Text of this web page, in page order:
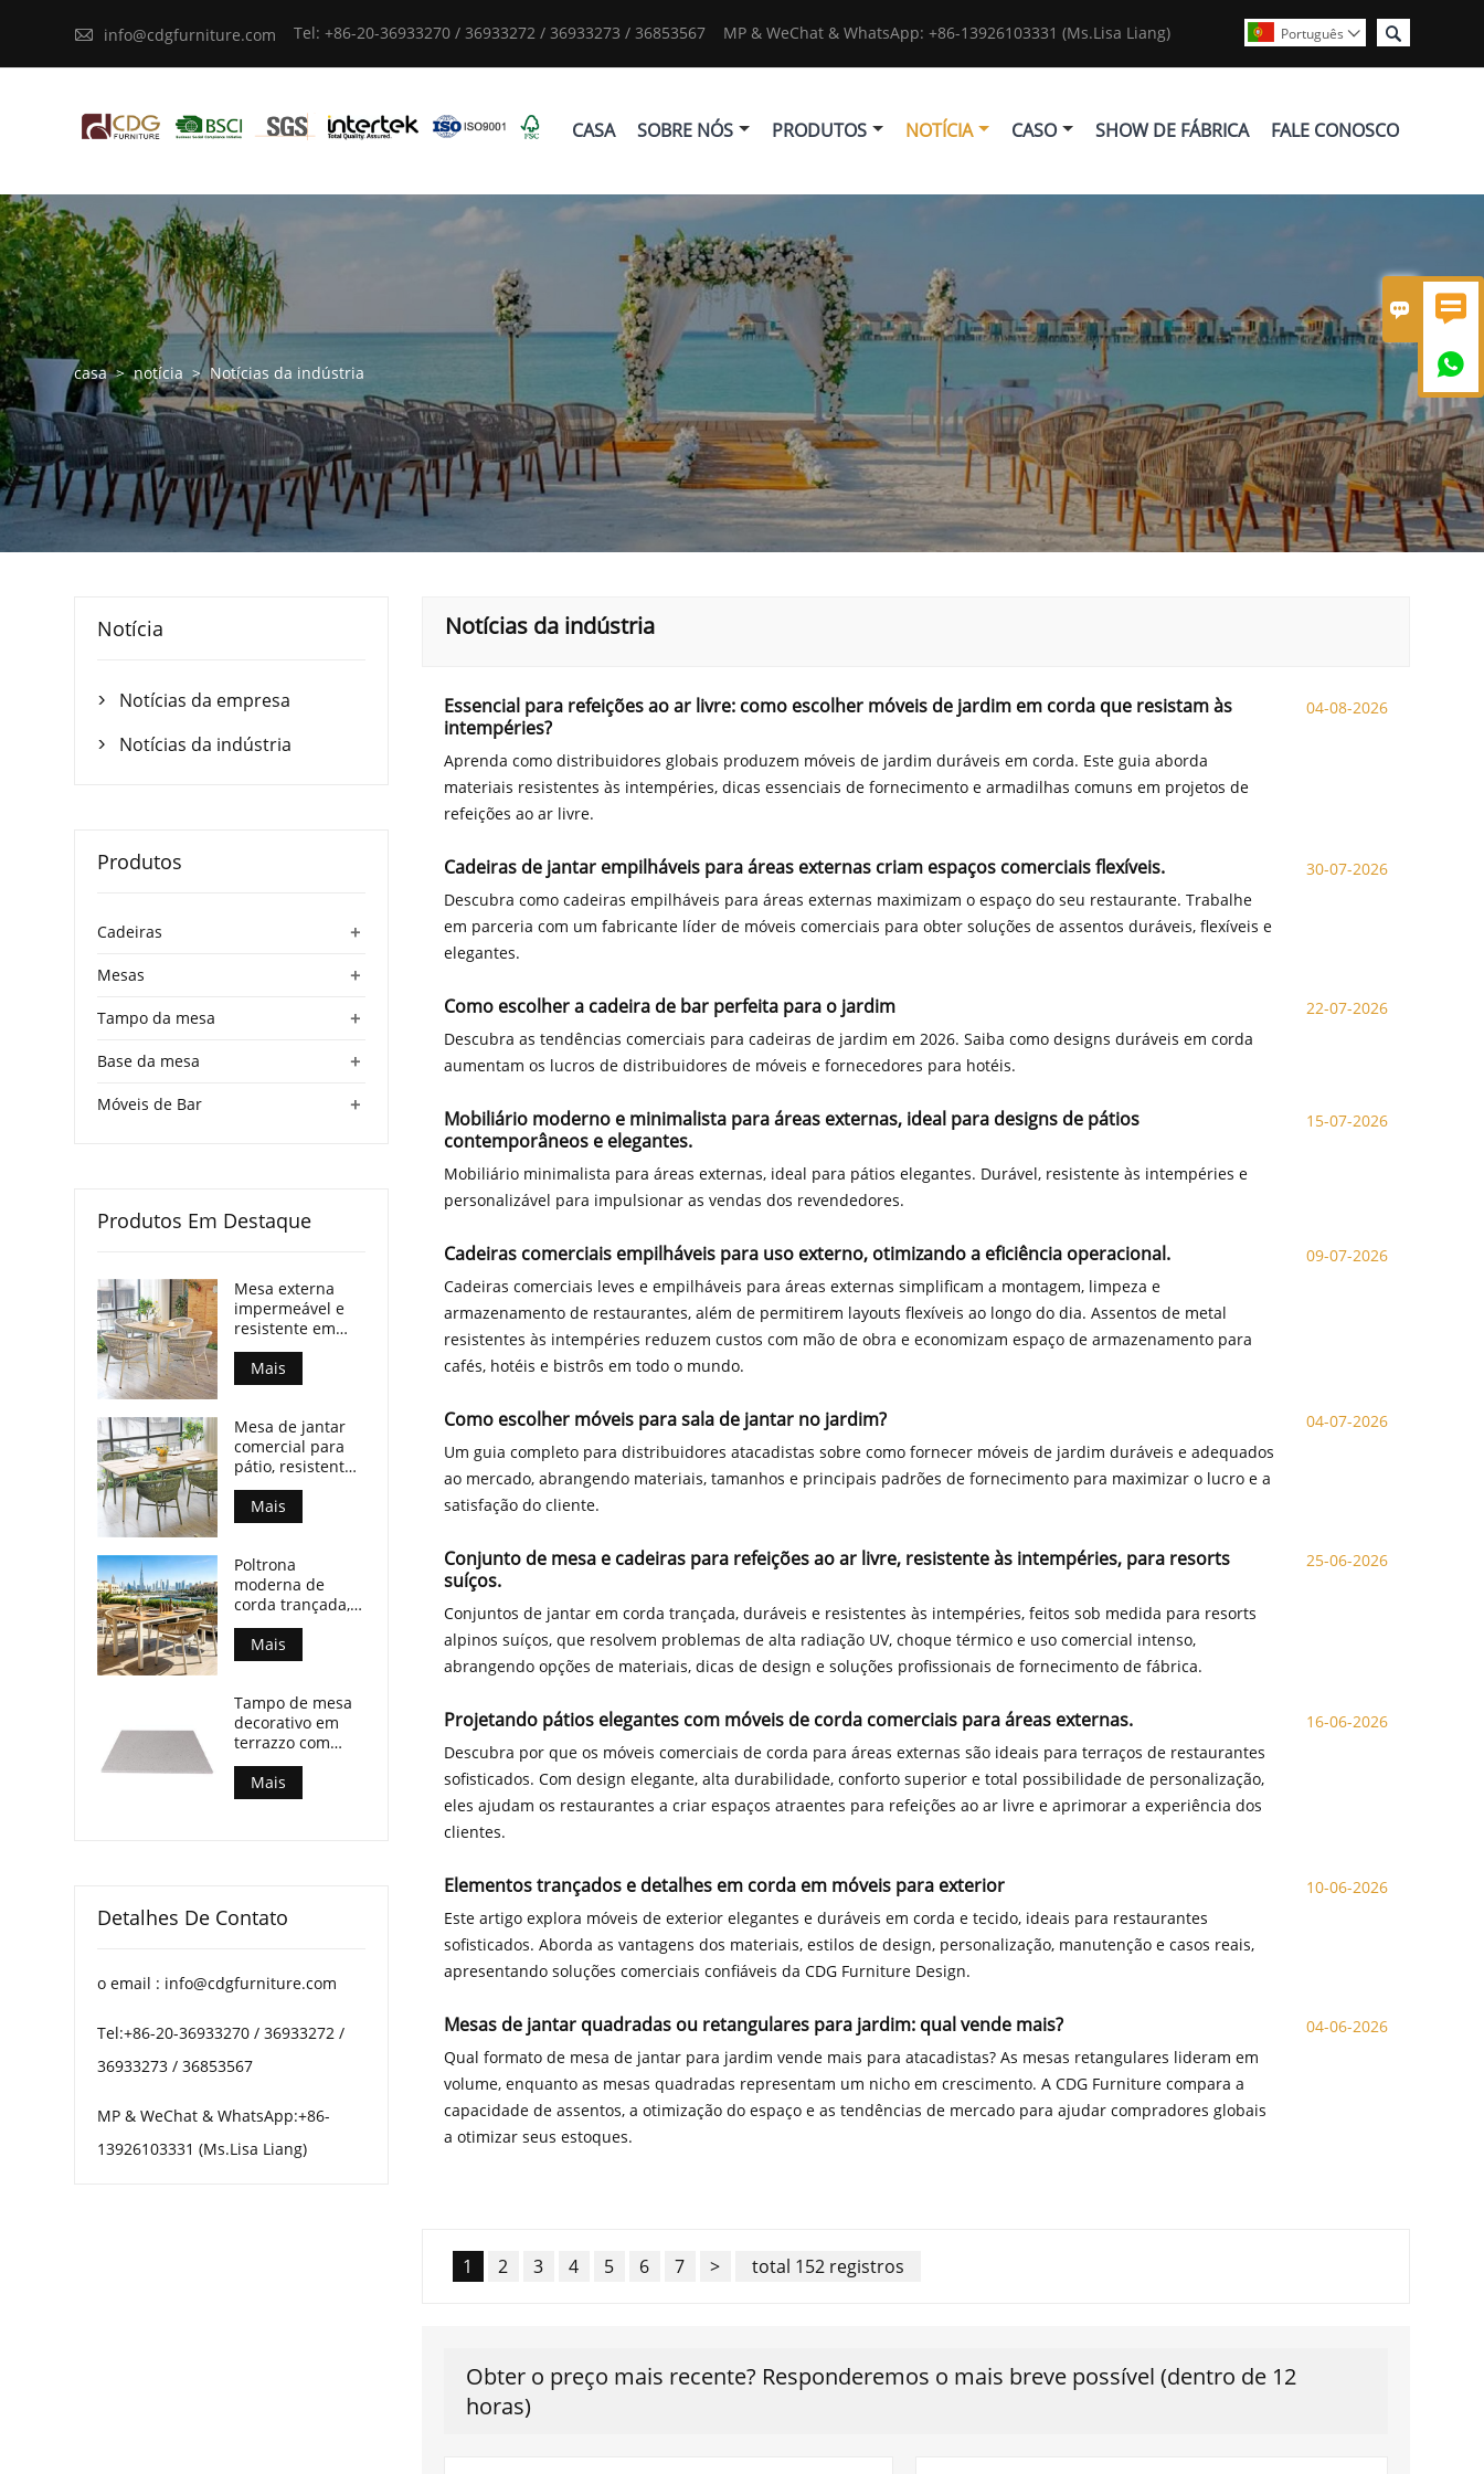
 

 info@cdgfurniture.com Tel: +86-20-36933270 / 36933272 / 36933273 / 36853567 MP & WeChat & WhatsApp: +86-13926103331 (Ms.Lisa Liang) 
Português 
CASA SOBRE NÓS PRODUTOS NOTÍCIA CASO SHOW DE FÁBRICA FALE CONOSCO
casa > notícia > Notícias da indústria
Notícias da indústria
Essencial para refeições ao ar livre: como escolher móveis de jardim em corda que resistam às
intempéries?
Aprenda como distribuidores globais produzem móveis de jardim duráveis ​​em corda. Este guia aborda
materiais resistentes às intempéries, dicas essenciais de fornecimento e armadilhas comuns em projetos de
refeições ao ar livre.
04-08-2026
Cadeiras de jantar empilháveis ​​para áreas externas criam espaços comerciais flexíveis.
Descubra como cadeiras empilháveis ​​para áreas externas maximizam o espaço do seu restaurante. Trabalhe
em parceria com um fabricante líder de móveis comerciais para obter soluções de assentos duráveis, flexíveis e
elegantes.
30-07-2026
Como escolher a cadeira de bar perfeita para o jardim
Descubra as tendências comerciais para cadeiras de jardim em 2026. Saiba como designs duráveis ​​em corda
aumentam os lucros de distribuidores de móveis e fornecedores para hotéis.
22-07-2026
Mobiliário moderno e minimalista para áreas externas, ideal para designs de pátios
contemporâneos e elegantes.
Mobiliário minimalista para áreas externas, ideal para pátios elegantes. Durável, resistente às intempéries e
personalizável para impulsionar as vendas dos revendedores.
15-07-2026
Cadeiras comerciais empilháveis ​​para uso externo, otimizando a eficiência operacional.
Cadeiras comerciais leves e empilháveis ​​para áreas externas simplificam a montagem, limpeza e
armazenamento de restaurantes, além de permitirem layouts flexíveis ao longo do dia. Assentos de metal
resistentes às intempéries reduzem custos com mão de obra e economizam espaço de armazenamento para
cafés, hotéis e bistrôs em todo o mundo.
09-07-2026
Como escolher móveis para sala de jantar no jardim?
Um guia completo para distribuidores atacadistas sobre como fornecer móveis de jardim duráveis ​​e adequados
ao mercado, abrangendo materiais, tamanhos e principais padrões de fornecimento para maximizar o lucro e a
satisfação do cliente.
04-07-2026
Conjunto de mesa e cadeiras para refeições ao ar livre, resistente às intempéries, para resorts
suíços.
Conjuntos de jantar em corda trançada, duráveis ​​e resistentes às intempéries, feitos sob medida para resorts
alpinos suíços, que resolvem problemas de alta radiação UV, choque térmico e uso comercial intenso,
abrangendo opções de materiais, dicas de design e soluções profissionais de fornecimento de fábrica.
25-06-2026
Projetando pátios elegantes com móveis de corda comerciais para áreas externas.
Descubra por que os móveis comerciais de corda para áreas externas são ideais para terraços de restaurantes
sofisticados. Com design elegante, alta durabilidade, conforto superior e total possibilidade de personalização,
eles ajudam os restaurantes a criar espaços atraentes para refeições ao ar livre e aprimorar a experiência dos
clientes.
16-06-2026
Elementos trançados e detalhes em corda em móveis para exterior
Este artigo explora móveis de exterior elegantes e duráveis ​​em corda e tecido, ideais para restaurantes
sofisticados. Aborda as vantagens dos materiais, estilos de design, personalização, manutenção e casos reais,
apresentando soluções comerciais confiáveis ​​da CDG Furniture Design.
10-06-2026
Mesas de jantar quadradas ou retangulares para jardim: qual vende mais?
Qual formato de mesa de jantar para jardim vende mais para atacadistas? As mesas retangulares lideram em
volume, enquanto as mesas quadradas representam um nicho em crescimento. A CDG Furniture compara a
capacidade de assentos, a otimização do espaço e as tendências de mercado para ajudar compradores globais
a otimizar seus estoques.
04-06-2026
1 2 3 4 5 6 7 > total 152 registros
Obter o preço mais recente? Responderemos o mais breve possível (dentro de 12
horas)
Notícia
 Notícias da empresa
 Notícias da indústria
Produtos
+
Cadeiras
+
Mesas
+
Tampo da mesa
+
Base da mesa
+
Móveis de Bar
Produtos Em Destaque
Mesa externa
impermeável e
resistente em
madeira
compensada com
pés de alumínio
comerciais.
Mais
Mesa de jantar
comercial para
pátio, resistente
às intempéries,
com tampo de
madeira
pés de alumínio.
Mais
Poltrona
moderna de
corda trançada,
resistente a
todas as
condições
espaços de
refeições ao ar
livre.
Mais
Tampo de mesa
decorativo em
terrazzo com
múltiplos
padrões para
mesas de centro
Mais
Detalhes De Contato
o email : info@cdgfurniture.com
Tel:+86-20-36933270 / 36933272 /
36933273 / 36853567
MP & WeChat & WhatsApp:+86-
13926103331 (Ms.Lisa Liang)